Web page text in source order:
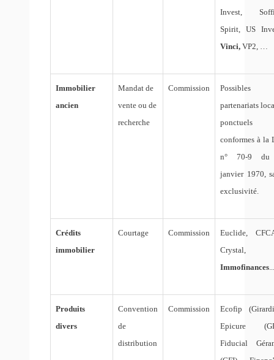
Invest,
Spirit, US
Vinci,VP2,
Immobilier
ancien
Mandat de
vente ou de
recherche
Commission
Possibles
partenariats
ponctuels
conformes à la
n° 70-9
janvier 1970,
exclusivité.
Crédits
immobilier
Courtage Commission
Euclide,
Crystal,
Immofinances
Produits
divers
Convention
de
distribution
Commission
Ecofip
Epicure
Fiducial